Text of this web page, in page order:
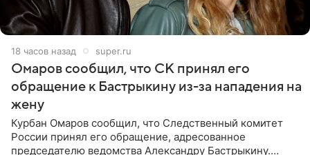
18 часов назад super.ru
Омаров сообщил, что СК принял его
обращение к Бастрыкину из-за нападения на
жену
Курбан Омаров сообщил, что Следственный комитет
России принял его обращение, адресованное
председателю ведомства Александру Бастрыкину.